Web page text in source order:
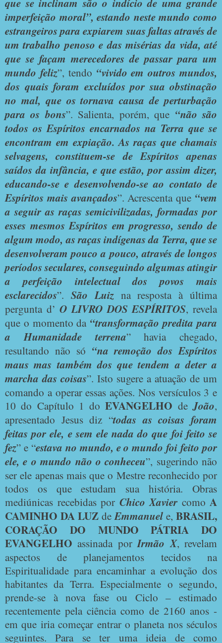
imperfeição moral”, estando neste mundo como
estrangeiros para expiarem suas faltas através de
um trabalho penoso e das misérias da vida, até
que se façam merecedores de passar para um
mundo feliz”, tendo “vivido em outros mundos,
dos quais foram excluídos por sua obstinação
no mal, que os tornava causa de perturbação
para os bons”. Salienta, porém, que “não são
todos os Espíritos encarnados na Terra que se
encontram em expiação. As raças que chamais
selvagens, constituem-se de Espíritos apenas
saídos da infância, e que estão, por assim dizer,
educando-se e desenvolvendo-se ao contato de
Espíritos mais avançados”. Acrescenta que “vem
a seguir as raças semicivilizadas, formadas por
esses mesmos Espíritos em progresso, sendo de
algum modo, as raças indígenas da Terra, que se
desenvolveram pouco a pouco, através de longos
períodos seculares, conseguindo algumas atingir
a perfeição intelectual dos povos mais
esclarecidos”. São Luizna resposta à última
pergunta d’O LIVRO DOS ESPÍRITOS, revela
que o momento da “transformação predita para
a Humanidade terrena” havia chegado,
resultando não só “na remoção dos Espíritos
maus mas também dos que tendem a deter a
marcha das coisas”. Isto sugere a atuação de um
comando a operar essas ações. Nos versículos 3 e
10 do Capítulo 1 doEVANGELHO deJoão,
apresentado Jesus diz “todas as coisas foram
feitas por ele, e sem ele nada do que foi feito se
fez” e “estava no mundo, e o mundo foi feito por
ele, e o mundo não o conheceu”, sugerindo não
ser ele apenas mais que o Mestre reconhecido por
todos os que estudam sua história. Obras
mediúnicas recebidas por Chico Xaviercomo A
CAMINHO DA LUZ de Emmanuel e, BRASIL,
CORAÇÃO DO MUNDO PÁTRIA DO
EVANGELHOassinada por Irmão X, revelam
aspectos de planejamentos tecidos na
Espiritualidade para encaminhar a evolução dos
habitantes da Terra. Especialmente o segundo,
prende-se à nova fase ou Ciclo – estimado
recentemente pela ciência como de 2160 anos -
em que iria começar entrar o planeta nos séculos
seguintes. Para se ter uma ideia de como